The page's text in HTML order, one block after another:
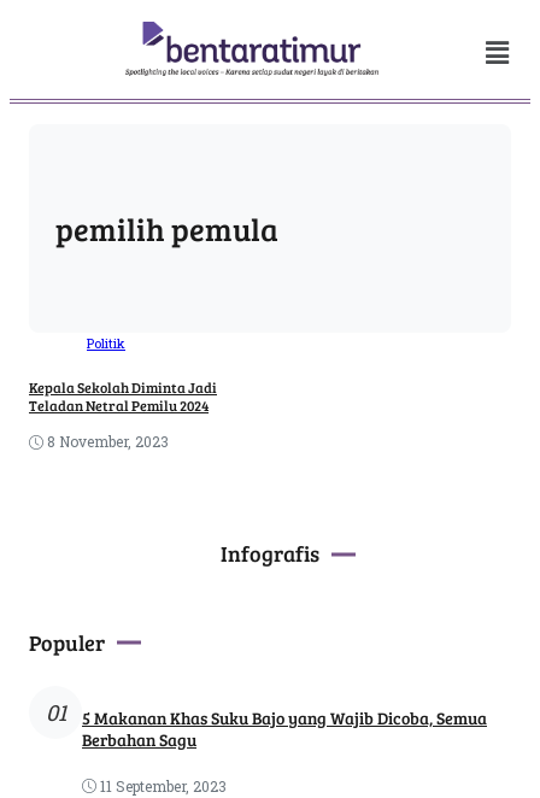
pemilih pemula
Politik
Kepala Sekolah Diminta Jadi
Teladan Netral Pemilu 2024
8 November, 2023
Infografis
Populer
01
5 Makanan Khas Suku Bajo yang Wajib Dicoba, Semua
Berbahan Sagu
11 September, 2023